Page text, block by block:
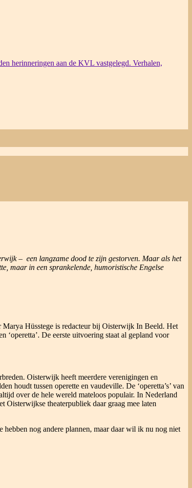
herinneringen aan de KVL vastgelegd. Verhalen,
– een langzame dood te zijn gestorven. Maar als het
maar in een sprankelende, humoristische Engelse
Hüsstege is redacteur bij Oisterwijk In Beeld. Het
De eerste uitvoering staat al gepland voor
Oisterwijk heeft meerdere verenigingen en
houdt tussen operette en vaudeville. De ‘operetta’s’ van
over de hele wereld mateloos populair. In Nederland
theaterpubliek daar graag mee laten
hebben nog andere plannen, maar daar wil ik nu nog niet